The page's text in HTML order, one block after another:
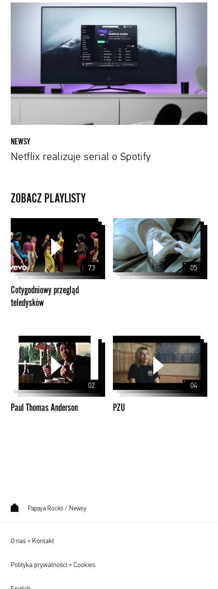
NEWSY
Netflix realizuje serial o Spotify
ZOBACZ PLAYLISTY
przegląd
teledysków
73
Cotygodniowy przegląd
teledysków
05
Paul
Thomas
Anderson
02
Paul Thomas Anderson
PZU
04
PZU
Papaya.Rocks / Newsy
O nas + Kontakt
Polityka prywatności + Cookies